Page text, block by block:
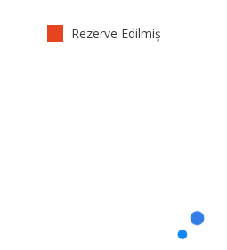
Rezerve Edilmiş